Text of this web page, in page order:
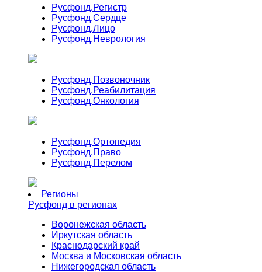
Русфонд.Регистр
Русфонд.Сердце
Русфонд.Лицо
Русфонд.Неврология
Русфонд.Позвоночник
Русфонд.Реабилитация
Русфонд.Онкология
Русфонд.Ортопедия
Русфонд.Право
Русфонд.Перелом
Регионы
Русфонд в регионах
Воронежская область
Иркутская область
Краснодарский край
Москва и Московская область
Нижегородская область